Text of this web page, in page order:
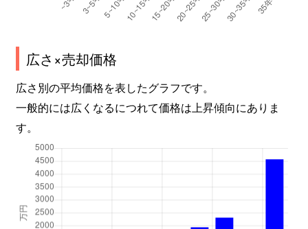
広さ×売却価格
広さ別の平均価格を表したグラフです。
一般的には広くなるにつれて価格は上昇傾向にありま
す。